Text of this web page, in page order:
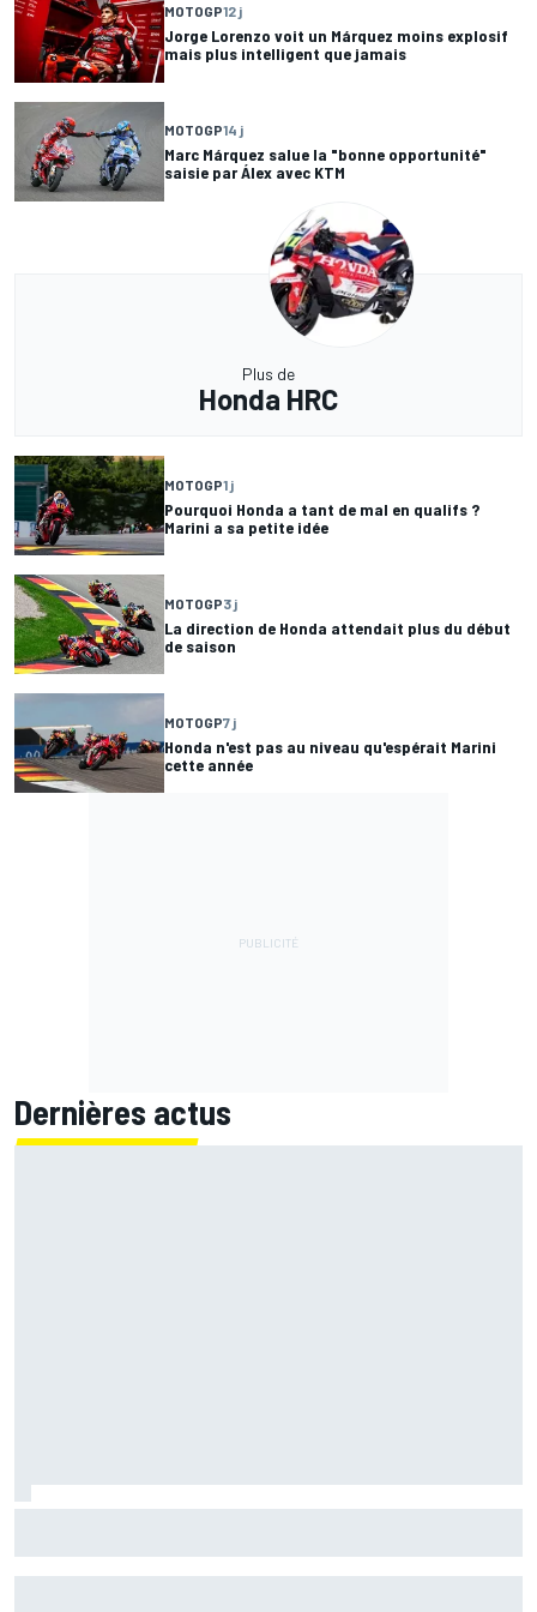
MOTOGP12 j
Jorge Lorenzo voit un Márquez moins explosif
mais plus intelligent que jamais
MOTOGP14 j
Marc Márquez salue la "bonne opportunité"
saisie par Álex avec KTM
Plus de
Honda HRC
MOTOGP1 j
Pourquoi Honda a tant de mal en qualifs ?
Marini a sa petite idée
MOTOGP3 j
La direction de Honda attendait plus du début
de saison
MOTOGP7 j
Honda n'est pas au niveau qu'espérait Marini
cette année
Dernières actus